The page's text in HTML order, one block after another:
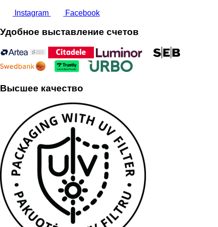
Instagram Facebook
Удобное выставление счетов
Высшее качество